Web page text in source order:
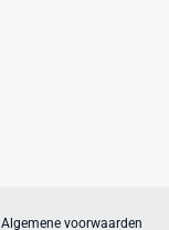
Algemene voorwaarden